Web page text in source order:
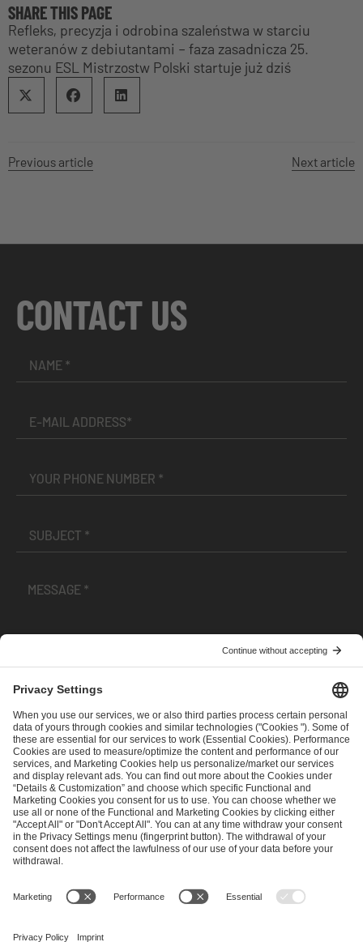
SHARE THIS PAGE
Refleks, precyzja i odrobina szaleństwa w starciu
weteranów z debiutantami – faza zasadnicza 25.
sezonu ESL Mistrzostw Polski startuje już dziś
Previous article Next article
CONTACT US
andPrivacy Policy
SEND MESSAGE
CAREER MEDIA RIGHTS